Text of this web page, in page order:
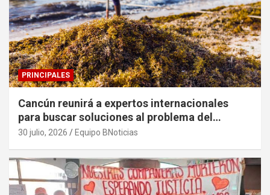
PRINCIPALES
Cancún reunirá a expertos internacionales
para buscar soluciones al problema del
sargazo
30 julio, 2026 Equipo BNoticias